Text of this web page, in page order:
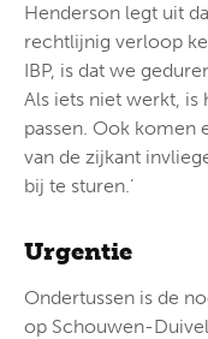
Henderson legt uit
rechtlijnig verloop
IBP, is dat we
Als iets niet werkt, is
passen. Ook komen
van de zijkant
bij te sturen.’
Urgentie
Ondertussen is de
op Schouwen-